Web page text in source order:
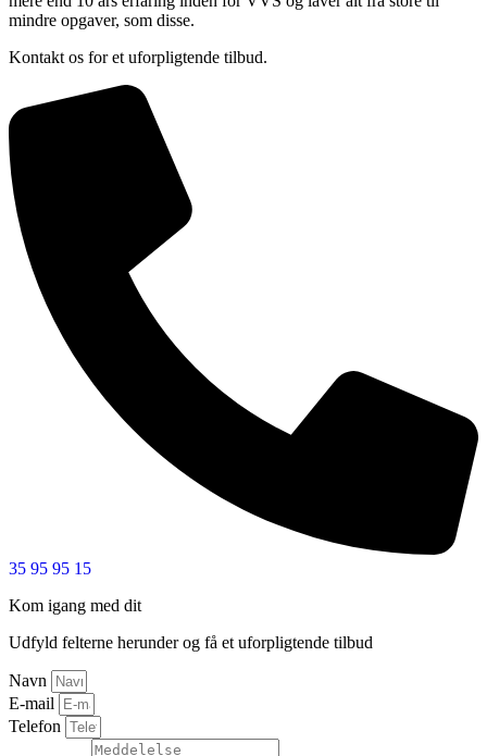
mindre opgaver, som disse.
Kontakt os for et uforpligtende tilbud.
35 95 95 15
Kom igang med dit
Udfyld felterne herunder og få et uforpligtende tilbud
Navn
E-mail
Telefon